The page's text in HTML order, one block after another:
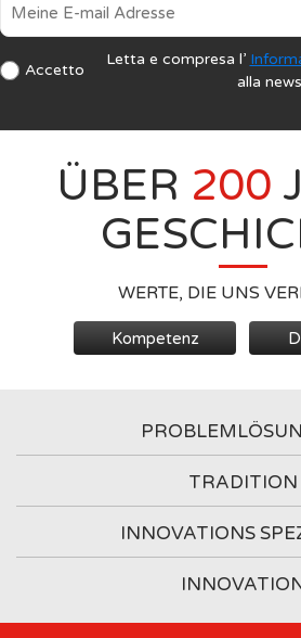
Accetto
Letta e compresa l’
alla
ÜBER 200
WERTE, DIE UNS
Kompetenz
TRADITION
INNOVATIONS